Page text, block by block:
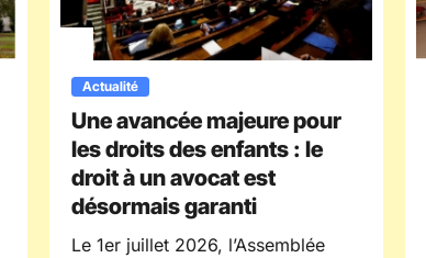
Actualité
Une avancée majeure pour
les droits des enfants : le
droit à un avocat est
désormais garanti
Le 1er juillet 2026, l’Assemblée